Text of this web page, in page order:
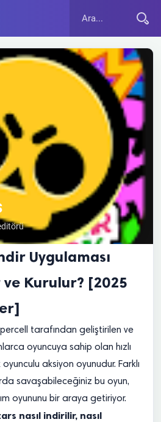
Uygulaması
Kurulur? [2025
tarafından geliştirilen ve
oyuncuya sahip olan hızlı
aksiyon oyunudur. Farklı
savaşabileceğiniz bu oyun,
oyununu bir araya getiriyor.
nasıl indirilir, nasıl